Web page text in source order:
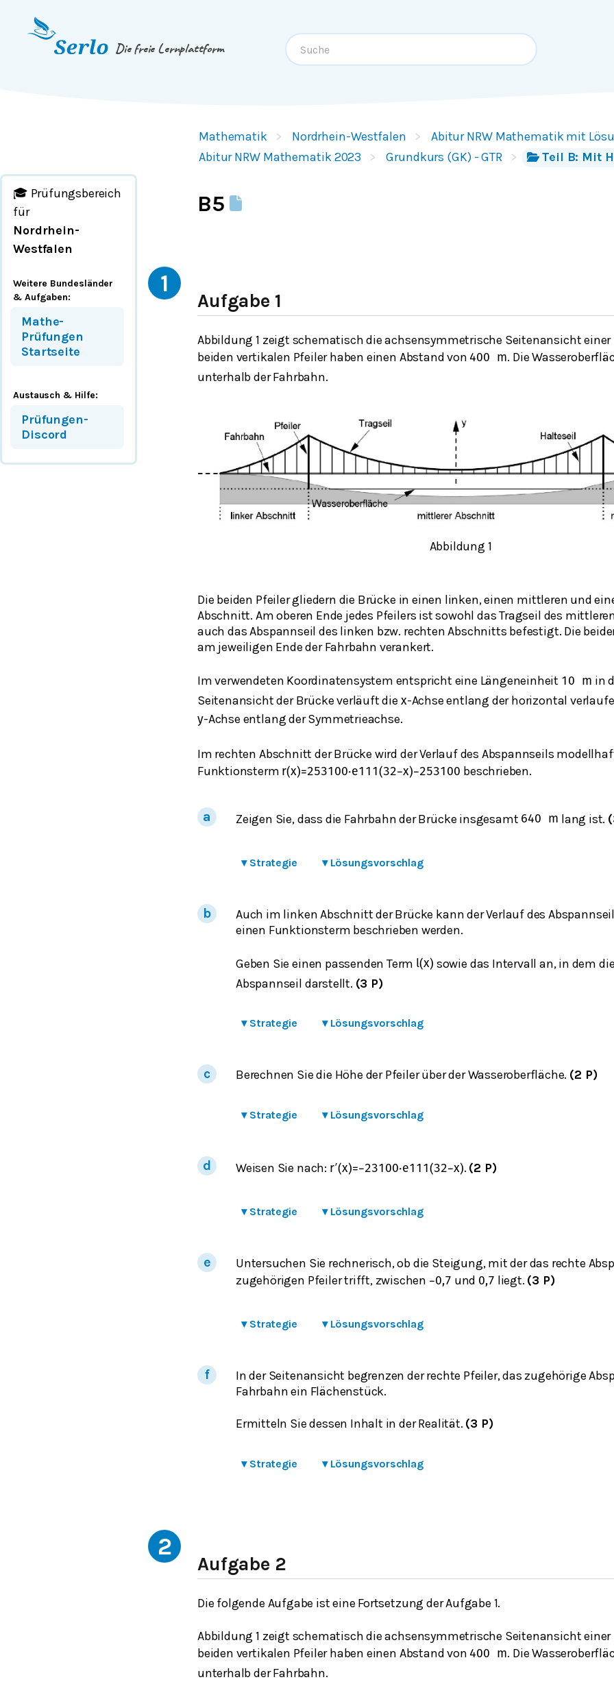
Springe zum
Die freie Lernplattform
Mathematik Nordrhein-Westfalen
Abitur NRW Mathematik mit
Abitur NRW Mathematik 2023
Grundkurs (GK) - GTR Teil B: Mit
B5
🎓 Prüfungsbereich
für
Nordrhein-
Westfalen
Weitere Bundesländer
& Aufgaben:
Mathe-
Prüfungen
Startseite
Austausch & Hilfe:
Prüfungen-
Discord
1
Aufgabe 1
Abbildung 1 zeigt schematisch die achsensymmetrische Seitenansicht einer
beiden vertikalen Pfeiler haben einen Abstand von400 m. Die
unterhalb der Fahrbahn.
Abbildung 1
Die beiden Pfeiler gliedern die Brücke in einen linken, einen mittleren und
Abschnitt. Am oberen Ende jedes Pfeilers ist sowohl das Tragseil des
auch das Abspannseil des linken bzw. rechten Abschnitts befestigt. Die
am jeweiligen Ende der Fahrbahn verankert.
Im verwendeten Koordinatensystem entspricht eine Längeneinheit 10 m in
Seitenansicht der Brücke verläuft die x-Achse entlang der horizontal
y-Achse entlang der Symmetrieachse.
Im rechten Abschnitt der Brücke wird der Verlauf des Abspannseils
Funktionsterm r(x)=253100⋅e1 11(32−x)−253100 beschrieben.
Zeigen Sie, dass die Fahrbahn der Brücke insgesamt 640 m lang ist.
▾ Strategie ▾ Lösungsvorschlag
Auch im linken Abschnitt der Brücke kann der Verlauf des
einen Funktionsterm beschrieben werden.
Geben Sie einen passenden Term l(x) sowie das Intervall an, in dem
Abspannseil darstellt. (3 P)
▾ Strategie ▾ Lösungsvorschlag
Berechnen Sie die Höhe der Pfeiler über der Wasseroberfläche. (2 P)
▾ Strategie ▾ Lösungsvorschlag
Weisen Sie nach: r′(x)=−23100⋅e1 11 (32−x). (2 P)
▾ Strategie ▾ Lösungsvorschlag
Untersuchen Sie rechnerisch, ob die Steigung, mit der das rechte
zugehörigen Pfeiler trifft, zwischen −0,7 und 0,7 liegt. (3 P)
▾ Strategie ▾ Lösungsvorschlag
In der Seitenansicht begrenzen der rechte Pfeiler, das zugehörige
Fahrbahn ein Flächenstück.
Ermitteln Sie dessen Inhalt in der Realität. (3 P)
▾ Strategie ▾ Lösungsvorschlag
2
Aufgabe 2
Die folgende Aufgabe ist eine Fortsetzung der Aufgabe 1.
Abbildung 1 zeigt schematisch die achsensymmetrische Seitenansicht einer
beiden vertikalen Pfeiler haben einen Abstand von400 m. Die
unterhalb der Fahrbahn.